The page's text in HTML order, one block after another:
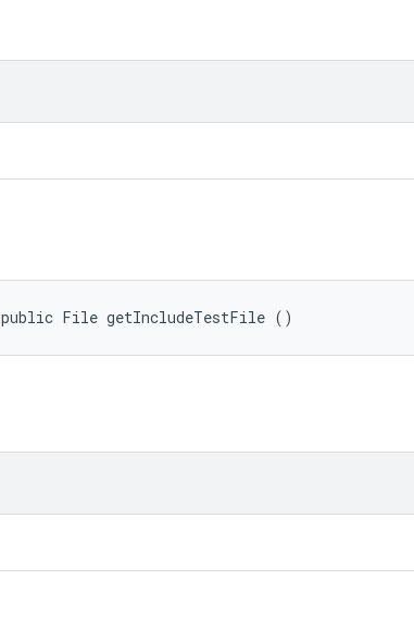
public File getIncludeTestFile ()